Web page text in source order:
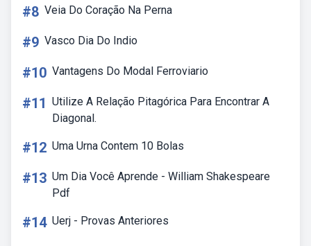
#8 Veia Do Coração Na Perna
#9 Vasco Dia Do Indio
#10 Vantagens Do Modal Ferroviario
#11 Utilize A Relação Pitagórica Para Encontrar A
Diagonal.
#12 Uma Urna Contem 10 Bolas
#13 Um Dia Você Aprende - William Shakespeare
Pdf
#14 Uerj - Provas Anteriores